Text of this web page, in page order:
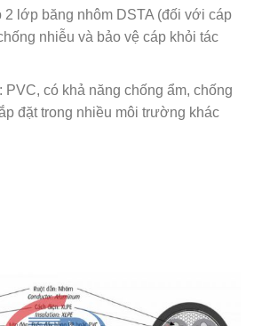
2 lớp băng nhôm DSTA (đối với cáp
nhiễu và bảo vệ cáp khỏi tác
PVC, có khả năng chống ẩm, chống
đặt trong nhiều môi trường khác